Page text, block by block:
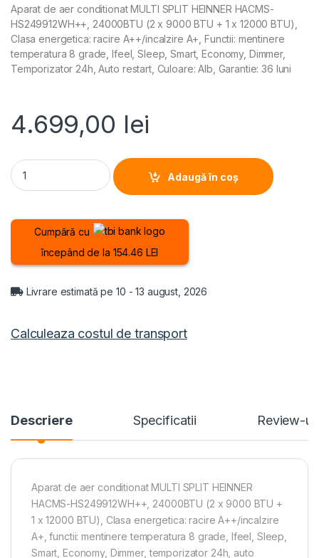
Aparat de aer conditionat MULTI SPLIT HEINNER HACMS-
HS249912WH++, 24000BTU (2 x 9000 BTU + 1 x 12000 BTU),
Clasa energetica: racire A++/incalzire A+, Functii: mentinere
temperatura 8 grade, Ifeel, Sleep, Smart, Economy, Dimmer,
Temporizator 24h, Auto restart, Culoare: Alb, Garantie: 36 luni
4.699,00 lei
APARAT DE AER CONDITIONAT MULTI SPLIT HEINNER
Adaugă în coș
Cumpără cu
începând de la 154.46 LEI
Livrare estimată pe 10 - 13 august, 2026
Calculeaza costul de transport
Descriere Specificatii Review-uri
Aparat de aer conditionat MULTI SPLIT HEINNER
HACMS-HS249912WH++, 24000BTU (2 x 9000 BTU +
1 x 12000 BTU), Clasa energetica: racire A++/incalzire
A+, functii: mentinere temperatura 8 grade, Ifeel, Sleep,
Smart, Economy, Dimmer, temporizator 24h, auto